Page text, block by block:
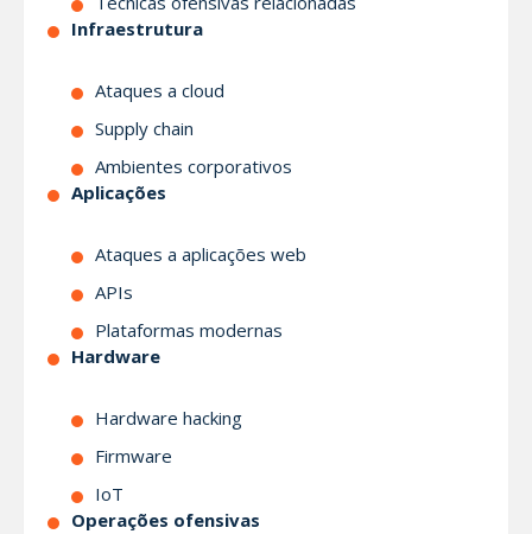
Infraestrutura
Ataques a cloud
Supply chain
Ambientes corporativos
Aplicações
Ataques a aplicações web
APIs
Plataformas modernas
Hardware
Hardware hacking
Firmware
IoT
Operações ofensivas